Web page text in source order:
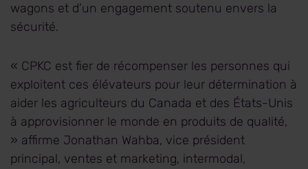
wagons et d’un engagement soutenu envers la
sécurité.
« CPKC est fier de récompenser les personnes qui
exploitent ces élévateurs pour leur détermination à
aider les agriculteurs du Canada et des États-Unis
à approvisionner le monde en produits de qualité,
» affirme Jonathan Wahba, vice président
principal, ventes et marketing, intermodal,